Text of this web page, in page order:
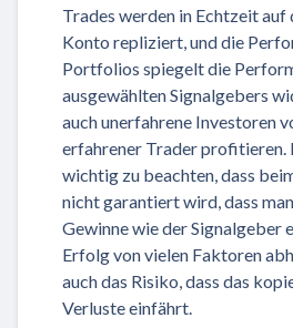
Trades werden in Echtzeit auf
Konto repliziert, und die
Portfolios spiegelt die
ausgewählten Signalgebers
auch unerfahrene Investoren
erfahrener Trader profitieren.
wichtig zu beachten, dass
nicht garantiert wird, dass
Gewinne wie der Signalgeber
Erfolg von vielen Faktoren
auch das Risiko, dass das
Verluste einfährt.